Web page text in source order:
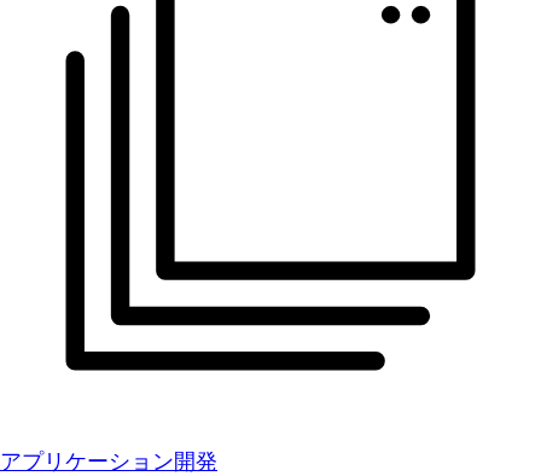
アプリケーション開発